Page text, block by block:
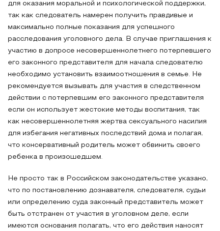
для оказания моральной и психологической поддержки,
так как следователь намерен получить правдивые и
максимально полные показания для успешного
расследования уголовного дела. В случае приглашения к
участию в допросе несовершеннолетнего потерпевшего
его законного представителя для начала следователю
необходимо установить взаимоотношения в семье. Не
рекомендуется вызывать для участия в следственном
действии с потерпевшим его законного представителя
если он использует жестокие методы воспитания, так
как несовершеннолетняя жертва сексуального насилия
для избегания негативных последствий дома и полагая,
что консервативный родитель может обвинить своего
ребенка в произошедшем.
Не просто так в Российском законодательстве указано,
что по постановлению дознавателя, следователя, судьи
или определению суда законный представитель может
быть отстранен от участия в уголовном деле, если
имеются основания полагать, что его действия наносят